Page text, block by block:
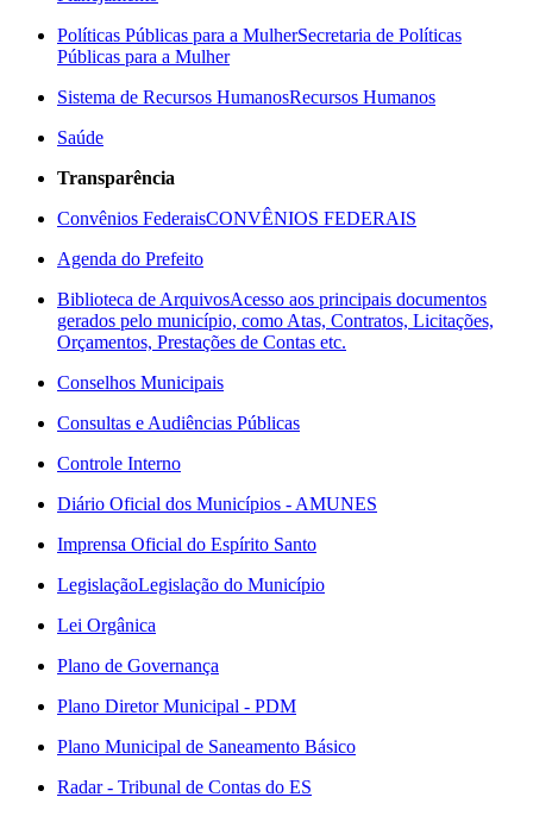
Políticas Públicas para a MulherSecretaria de Políticas
Públicas para a Mulher
Sistema de Recursos HumanosRecursos Humanos
Saúde
Transparência
Convênios FederaisCONVÊNIOS FEDERAIS
Agenda do Prefeito
Biblioteca de ArquivosAcesso aos principais documentos
gerados pelo município, como Atas, Contratos, Licitações,
Orçamentos, Prestações de Contas etc.
Conselhos Municipais
Consultas e Audiências Públicas
Controle Interno
Diário Oficial dos Municípios - AMUNES
Imprensa Oficial do Espírito Santo
LegislaçãoLegislação do Município
Lei Orgânica
Plano de Governança
Plano Diretor Municipal - PDM
Plano Municipal de Saneamento Básico
Radar - Tribunal de Contas do ES